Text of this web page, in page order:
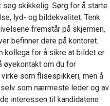
skikkelig. Sørg for å starte
lyd- og bildekvalitet. Tenk
fremstår på skjermen,
befinner dere på kontoret.
kollega for å sikre at bildet er
øyekontakt om du for
som flisespikkeri, men å
som nærmeste leder og av
interessen til kandidatene